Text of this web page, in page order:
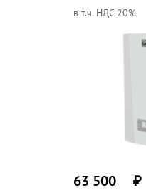
63 500 ₽
в т.ч. НДС 20%